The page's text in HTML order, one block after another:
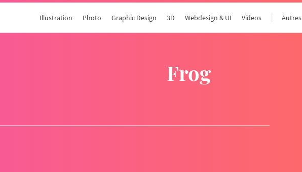
Illustration Photo Graphic Design 3D Webdesign & UI Videos Autres
frog